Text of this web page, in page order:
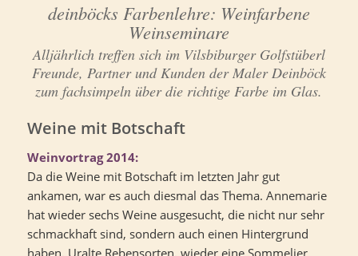
deinböcks Farbenlehre: Weinfarbene
Weinseminare
Alljährlich treffen sich im Vilsbiburger Golfstüberl
Freunde, Partner und Kunden der Maler Deinböck
zum fachsimpeln über die richtige Farbe im Glas.
Weine mit Botschaft
Weinvortrag 2014:
Da die Weine mit Botschaft im letzten Jahr gut
ankamen, war es auch diesmal das Thema. Annemarie
hat wieder sechs Weine ausgesucht, die nicht nur sehr
schmackhaft sind, sondern auch einen Hintergrund